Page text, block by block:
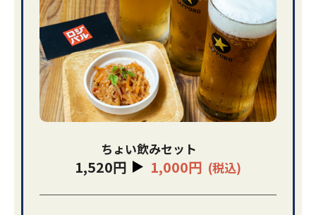
ちょい飲みセット
1,520円 1,000円 (税込)